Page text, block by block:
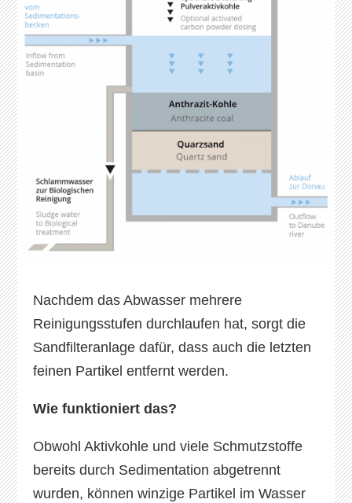
Nachdem das Abwasser mehrere
Reinigungsstufen durchlaufen hat, sorgt die
Sandfilteranlage dafür, dass auch die letzten
feinen Partikel entfernt werden.
Wie funktioniert das?
Obwohl Aktivkohle und viele Schmutzstoffe
bereits durch Sedimentation abgetrennt
wurden, können winzige Partikel im Wasser